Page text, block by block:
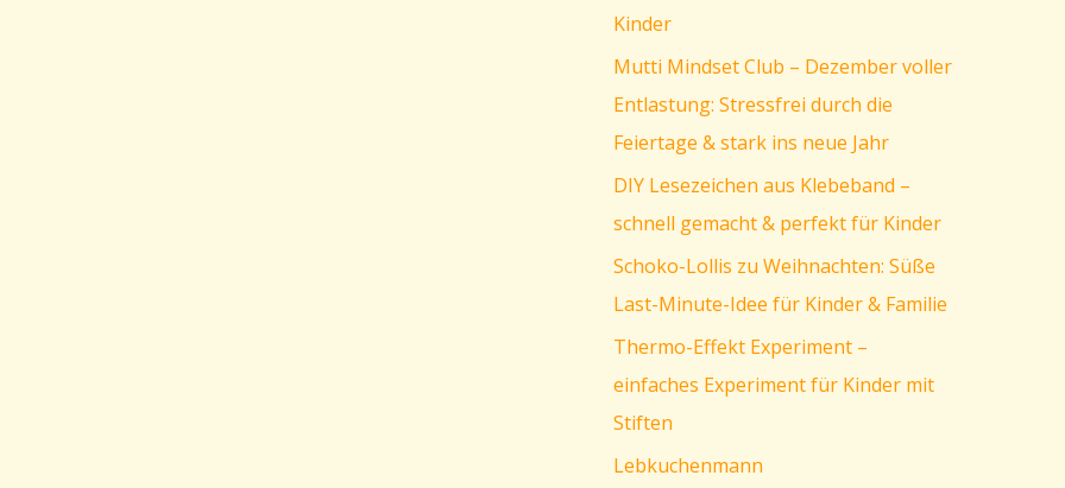
Kinder
Mutti Mindset Club – Dezember voller
Entlastung: Stressfrei durch die
Feiertage & stark ins neue Jahr
DIY Lesezeichen aus Klebeband –
schnell gemacht & perfekt für Kinder
Schoko-Lollis zu Weihnachten: Süße
Last-Minute-Idee für Kinder & Familie
Thermo-Effekt Experiment –
einfaches Experiment für Kinder mit
Stiften
Lebkuchenmann